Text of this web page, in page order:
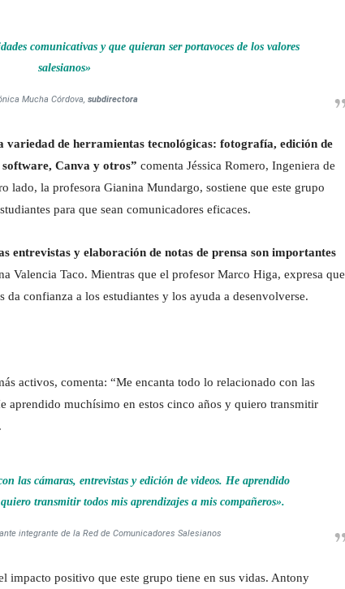
comunicativas y que quieran ser portavoces de los valores
salesianos»
Mucha Córdova, subdirectora
variedad de herramientas tecnológicas: fotografía, edición de
software, Canva y otros” comenta Jéssica Romero, Ingeniera de
lado, la profesora Gianina Mundargo, sostiene que este grupo
para que sean comunicadores eficaces.
entrevistas y elaboración de notas de prensa son importantes
Valencia Taco. Mientras que el profesor Marco Higa, expresa que
confianza a los estudiantes y los ayuda a desenvolverse.
activos, comenta: “Me encanta todo lo relacionado con las
aprendido muchísimo en estos cinco años y quiero transmitir
las cámaras, entrevistas y edición de videos. He aprendido
transmitir todos mis aprendizajes a mis compañeros».
integrante de la Red de Comunicadores Salesianos
impacto positivo que este grupo tiene en sus vidas. Antony